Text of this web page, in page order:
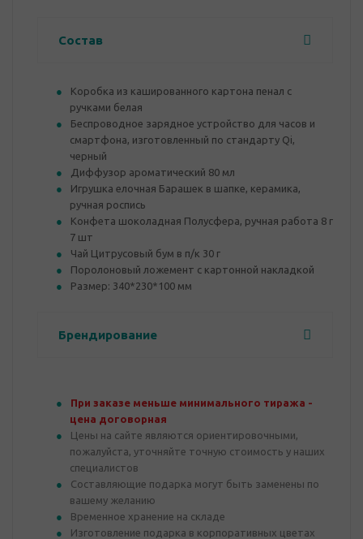
Состав
Коробка из кашированного картона пенал с
ручками белая
Беспроводное зарядное устройcтво для часов и
смартфона, изготовленный по стандарту Qi,
черный
Диффузор ароматический 80 мл
Игрушка елочная Барашек в шапке, керамика,
ручная роспись
Конфета шоколадная Полусфера, ручная работа 8 г
7 шт
Чай Цитрусовый бум в п/к 30 г
Поролоновый ложемент с картонной накладкой
Размер: 340*230*100 мм
Брендирование
При заказе меньше минимального тиража -
цена договорная
Цены на сайте являются ориентировочными,
пожалуйста, уточняйте точную стоимость у наших
специалистов
Составляющие подарка могут быть заменены по
вашему желанию
Временное хранение на складе
Изготовление подарка в корпоративных цветах